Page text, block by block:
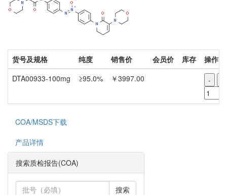
货号及规格 纯度 销售价 会员价 库存
操作
DTA00933-100mg
≥95.0% ￥3997.00 -
COA/MSDS下载
产品详情
搜索质检报告(COA)
搜索